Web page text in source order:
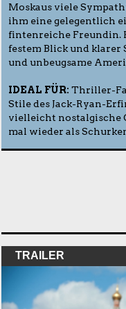
Moskaus viele
ihm eine gelegentlich
fintenreiche Freundin.
festem Blick und klarer
und unbeugsame
IDEAL FÜR: Thriller-
Stile des Jack-Ryan-
vielleicht nostalgische
mal wieder als
TRAILER